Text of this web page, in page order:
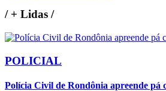
/+ Lidas /
POLICIAL
Polícia Civil de Rondônia apreende pá